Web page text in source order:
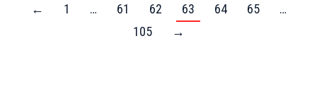
← 1 … 61 62 63 64 65
…
105
→